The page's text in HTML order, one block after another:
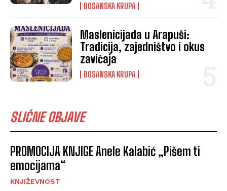
BOSANSKA KRUPA
Maslenicijada u Arapuši:
Tradicija, zajedništvo i okus
zavičaja
BOSANSKA KRUPA
SLIČNE OBJAVE
PROMOCIJA KNJIGE Anele Kalabić „Pišem ti
emocijama“
KNJIŽEVNOST